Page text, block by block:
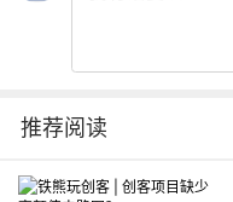
推荐阅读